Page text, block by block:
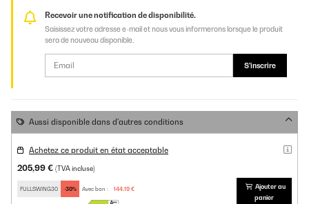
Recevoir une notification de disponibilité.
Saisissez votre adresse e-mail et nous vous informerons lorsque le produit
sera de nouveau disponible.
S'inscrire
Aussi disponible dans d'autres conditions
Achetez ce produit en état acceptable
205,99 € (TVA incluse)
FULLSWING30 -30% Avec bon : 144,19 €
Ajouter au
panier